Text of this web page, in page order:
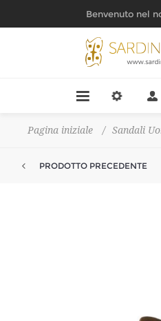
Benvenuto nel
Pagina iniziale / Sandali
PRODOTTO PRECEDENTE